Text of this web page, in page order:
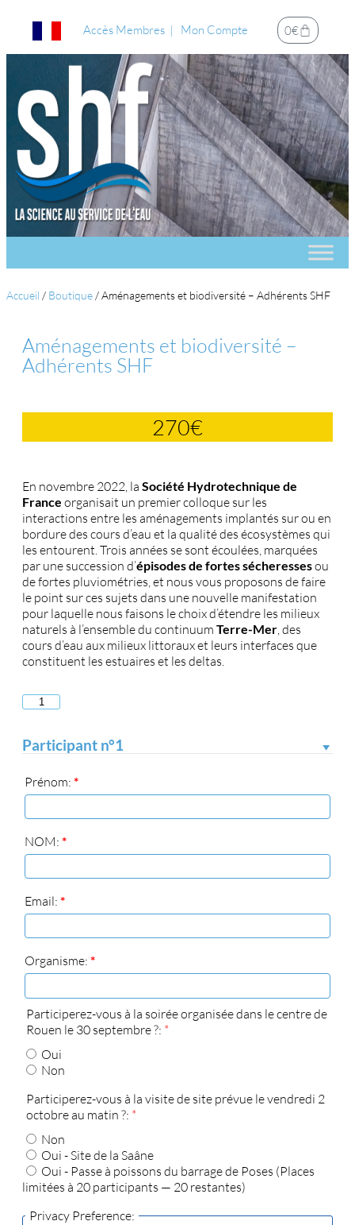
Accès Membres Mon Compte 0€
Accueil / Boutique /Aménagements et biodiversité – Adhérents SHF
Aménagements et biodiversité –
Adhérents SHF
270€
En novembre 2022, la Société Hydrotechnique de
France organisait un premier colloque sur les
interactions entre les aménagements implantés sur ou en
bordure des cours d’eau et la qualité des écosystèmes qui
les entourent. Trois années se sont écoulées, marquées
par une succession d’épisodes de fortes sécheressesou
de fortes pluviométries, et nous vous proposons de faire
le point sur ces sujets dans une nouvelle manifestation
pour laquelle nous faisons le choix d’étendre les milieux
naturels à l’ensemble du continuum Terre-Mer, des
cours d’eau aux milieux littoraux et leurs interfaces que
constituent les estuaires et les deltas.
Participant n°1
Prénom: *
NOM: *
Email: *
Organisme: *
Participerez-vous à la soirée organisée dans le centre de
Rouen le 30 septembre ?: *
Oui
Non
Participerez-vous à la visite de site prévue le vendredi 2
octobre au matin ?: *
Non
Oui - Site de la Saâne
limitées à 20 participants — 20 restantes)
Privacy Preference: